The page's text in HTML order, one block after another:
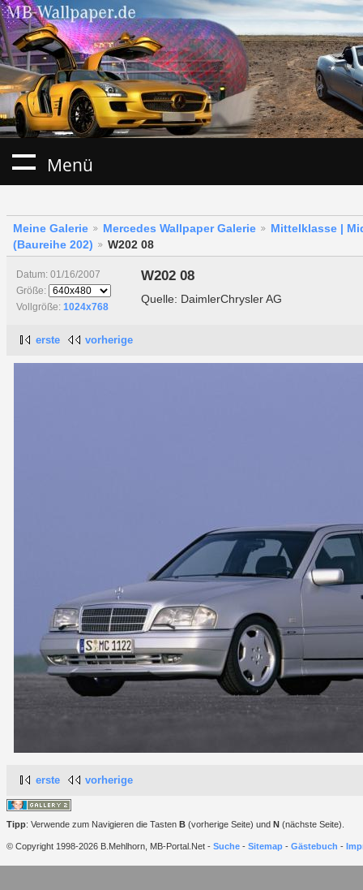
Menü
Meine Galerie Mercedes Wallpaper Galerie
Mittelklasse |
(Baureihe 202)
W202 08
Datum: 01/16/2007
Größe:
Vollgröße: 1024x768
W202 08
Quelle: DaimlerChrysler AG
erste vorherige
erste vorherige
Tipp: Verwende zum Navigieren die Tasten B (vorherige Seite) und N (nächste Seite).
© Copyright 1998-2026 B.Mehlhorn, MB-Portal.Net - Suche - Sitemap - Gästebuch -